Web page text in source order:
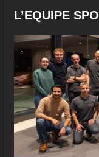
L’EQUIPE